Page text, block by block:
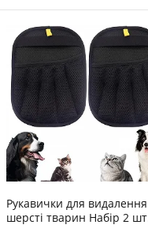
Рукавички для видалення
шерсті тварин Набір 2 шт